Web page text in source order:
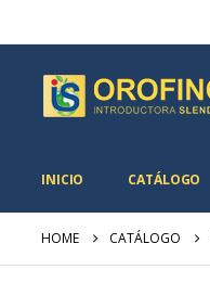
INICIO CATÁLOGO
HOME CATÁLOGO